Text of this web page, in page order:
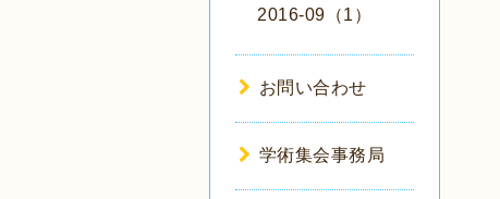
2016-09（1）
お問い合わせ
学術集会事務局